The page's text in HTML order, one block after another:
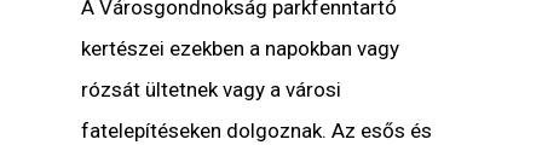
A Városgondnokság parkfenntartó
kertészei ezekben a napokban vagy
rózsát ültetnek vagy a városi
fatelepítéseken dolgoznak. Az esős és